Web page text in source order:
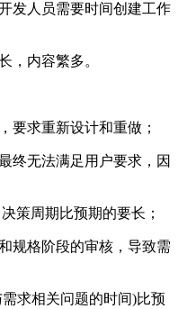
发人员需要时间创建工作
，内容繁多。
要求重新设计和重做；
终无法满足用户要求，因
策周期比预期的要长；
规格阶段的审核，导致需
求相关问题的时间)比预